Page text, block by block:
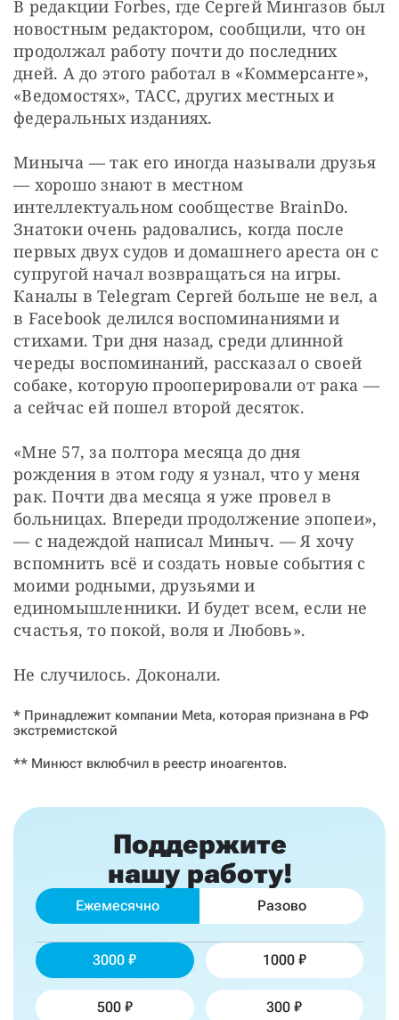
В редакции Forbes, где Сергей Мингазов был
новостным редактором, сообщили, что он
продолжал работу почти до последних
дней. А до этого работал в «Коммерсанте»,
«Ведомостях», ТАСС, других местных и
федеральных изданиях.
Миныча — так его иногда называли друзья
— хорошо знают в местном
интеллектуальном сообществе BrainDo.
Знатоки очень радовались, когда после
первых двух судов и домашнего ареста он с
супругой начал возвращаться на игры.
Каналы в Telegram Сергей больше не вел, а
в Facebook делился воспоминаниями и
стихами. Три дня назад, среди длинной
череды воспоминаний, рассказал о своей
собаке, которую прооперировали от рака —
а сейчас ей пошел второй десяток.
«Мне 57, за полтора месяца до дня
рождения в этом году я узнал, что у меня
рак. Почти два месяца я уже провел в
больницах. Впереди продолжение эпопеи»,
— с надеждой написал Миныч. — Я хочу
вспомнить всё и создать новые события с
моими родными, друзьями и
единомышленники. И будет всем, если не
счастья, то покой, воля и Любовь».
Не случилось. Доконали.
* Принадлежит компании Meta, которая признана в РФ
экстремистской
** Минюст вклюбчил в реестр иноагентов.
Поддержите
нашу работу!
Ежемесячно Разово
3000 1000
500 300